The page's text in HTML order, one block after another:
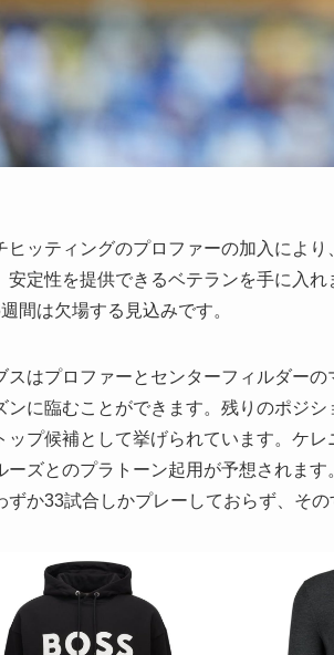
ヒッティングのプロファーの加入によ
安定性を提供できるベテランを手に入
間は欠場する見込みです。
スはプロファーとセンターフィルダー
ンに臨むことができます。残りのポジ
ップ候補として挙げられています。ケ
ーズとのプラトーン起用が予想されま
ずか33試合しかプレーしておらず、そ